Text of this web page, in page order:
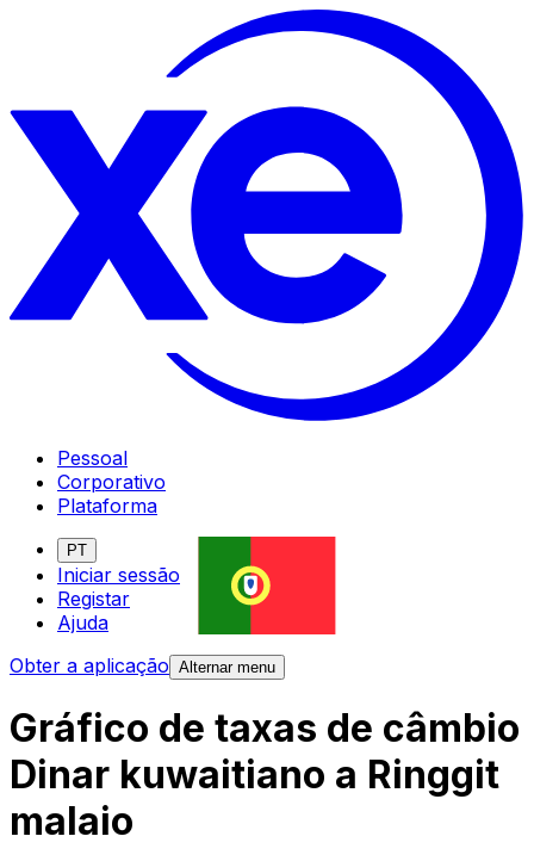
Pessoal
Corporativo
Plataforma
PT
Iniciar sessão
Registar
Ajuda
Obter a aplicação Alternar menu
Gráfico de taxas de câmbio
Dinar kuwaitiano a Ringgit
malaio